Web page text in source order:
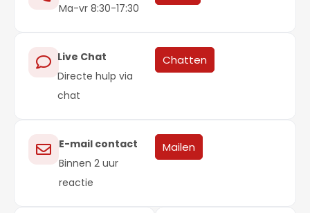
Ma-vr 8:30-17:30
Live Chat
Directe hulp via
chat
Chatten
E-mail contact
Binnen 2 uur
reactie
Mailen